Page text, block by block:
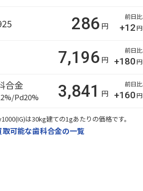
286 円
前日比
+12円
7,196 円
前日比
+180円
合金
Pd20% 3,841 円
前日比
+160円
は30kg建ての1gあたりの価格です。
取可能な歯科合金の一覧